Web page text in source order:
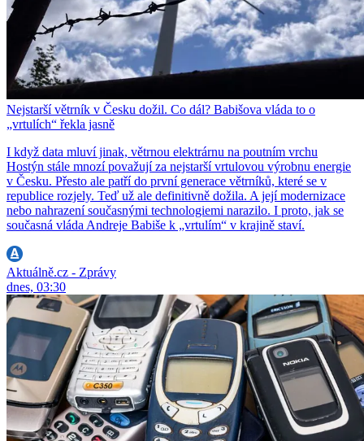
Nejstarší větrník v Česku dožil. Co dál? Babišova vláda to o
„vrtulích“ řekla jasně
I když data mluví jinak, větrnou elektrárnu na poutním vrchu
Hostýn stále mnozí považují za nejstarší vrtulovou výrobnu energie
v Česku. Přesto ale patří do první generace větrníků, které se v
republice rozjely. Teď už ale definitivně dožila. A její modernizace
nebo nahrazení současnými technologiemi narazilo. I proto, jak se
současná vláda Andreje Babiše k „vrtulím“ v krajině staví.
Aktuálně.cz - Zprávy
dnes, 03:30